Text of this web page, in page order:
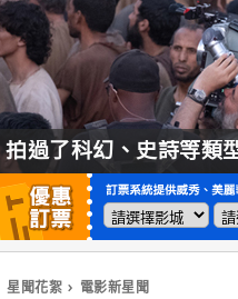
拍過了科幻、史詩等類
星聞花絮 電影新星聞